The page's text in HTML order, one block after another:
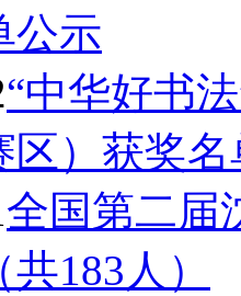
公示
“中华好书
区）获奖名
全国第二届
183人）